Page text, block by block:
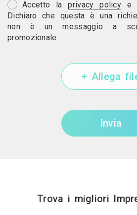
Accetto laprivacy policy e
Dichiaro che questa è una
non è un messaggio a
promozionale.
+ Allega
Invia
Trova i migliori